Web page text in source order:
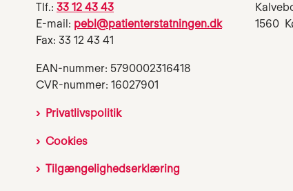
Tlf.: 33 12 43 43
E-mail: pebl@patienterstatningen.dk
Fax: 33 12 43 41
EAN-nummer: 5790002316418
CVR-nummer: 16027901
Privatlivspolitik
Cookies
Tilgængelighedserklæring
1560